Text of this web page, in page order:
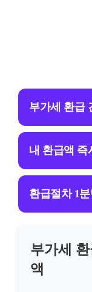
부가세 환급
내 환급액 즉
환급절차 1
부가세
액